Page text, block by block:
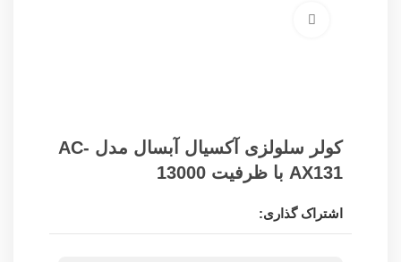
کولر سلولزی آکسیال آبسال مدل AC-
AX131 با ظرفیت 13000
اشتراک گذاری: